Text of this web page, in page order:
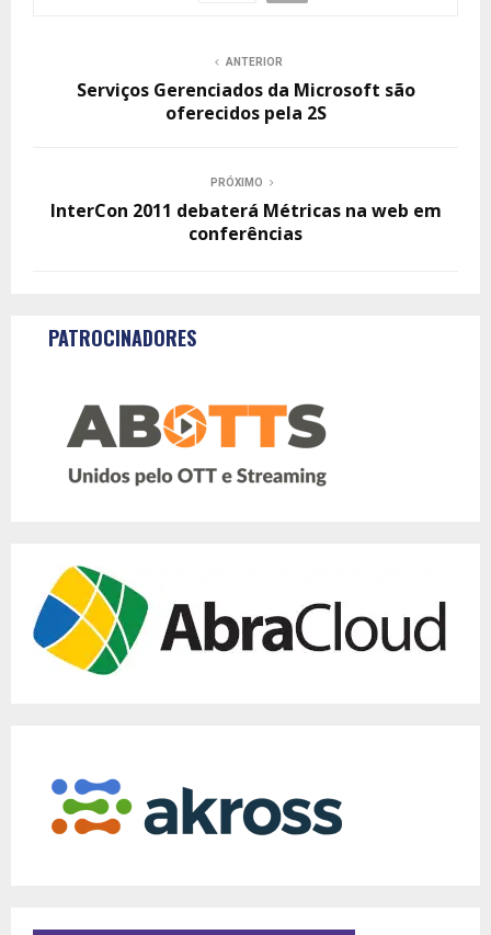
ANTERIOR
Serviços Gerenciados da Microsoft são
oferecidos pela 2S
PRÓXIMO
InterCon 2011 debaterá Métricas na web em
conferências
PATROCINADORES